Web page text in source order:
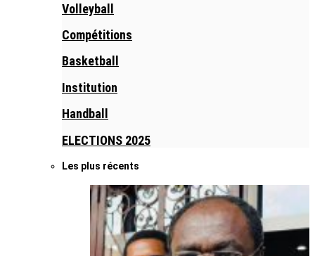
Volleyball
Compétitions
Basketball
Institution
Handball
ELECTIONS 2025
Les plus récents